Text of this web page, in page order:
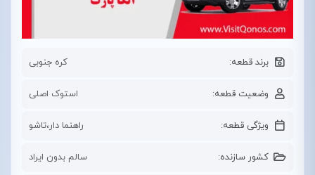
برند قطعه: کره جنوبی
وضعیت قطعه: استوک اصلی
ویژگی قطعه: راهنما دار،تاشو
کشور سازنده: سالم بدون ایراد